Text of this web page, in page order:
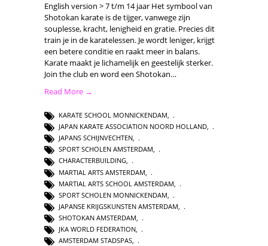
English version > 7 t/m 14 jaar Het symbool van
Shotokan karate is de tijger, vanwege zijn
souplesse, kracht, lenigheid en gratie. Precies dit
train je in de karatelessen. Je wordt leniger, krijgt
een betere conditie en raakt meer in balans.
Karate maakt je lichamelijk en geestelijk sterker.
Join the club en word een Shotokan…
Read More →
KARATE SCHOOL MONNICKENDAM,
JAPAN KARATE ASSOCIATION NOORD HOLLAND,
JAPANS SCHIJNVECHTEN,
SPORT SCHOLEN AMSTERDAM,
CHARACTERBUILDING,
MARTIAL ARTS AMSTERDAM
MARTIAL ARTS SCHOOL AMSTERDAM
SPORT SCHOLEN MONNICKENDAM
JAPANSE KRIJGSKUNSTEN AMSTERDAM
SHOTOKAN AMSTERDAM
JKA WORLD FEDERATION
AMSTERDAM STADSPAS